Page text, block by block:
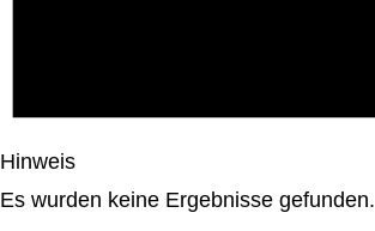
Hinweis
Es wurden keine Ergebnisse gefunden.